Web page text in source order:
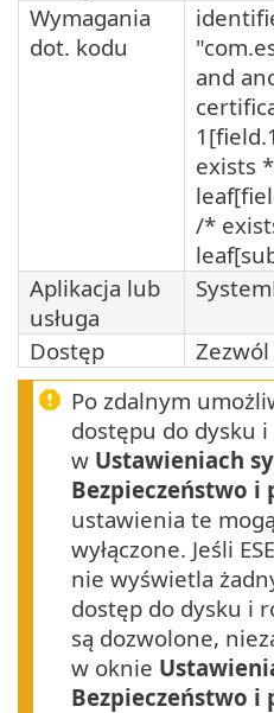
Wymagania
dot. kodu
and
exists
/*
Aplikacja lub
usługa
Dostęp
Zezwól
Po zdalnym
dostępu do dysku
w Ustawieniach
Bezpieczeństwo i
ustawienia te
wyłączone. Jeśli
nie wyświetla
dostęp do dysku i
są dozwolone,
w oknie
Bezpieczeństwo i